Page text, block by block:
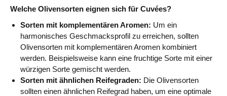
Welche Olivensorten eignen sich für Cuvées?
Sorten mit komplementären Aromen: Um ein
harmonisches Geschmacksprofil zu erreichen, sollten
Olivensorten mit komplementären Aromen kombiniert
werden. Beispielsweise kann eine fruchtige Sorte mit einer
würzigen Sorte gemischt werden.
Sorten mit ähnlichen Reifegraden: Die Olivensorten
sollten einen ähnlichen Reifegrad haben, um eine optimale